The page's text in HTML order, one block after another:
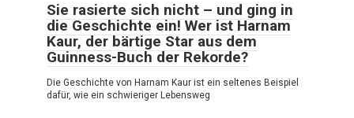
Sie rasierte sich nicht – und ging in
die Geschichte ein! Wer ist Harnam
Kaur, der bärtige Star aus dem
Guinness-Buch der Rekorde?
Die Geschichte von Harnam Kaur ist ein seltenes Beispiel
dafür, wie ein schwieriger Lebensweg